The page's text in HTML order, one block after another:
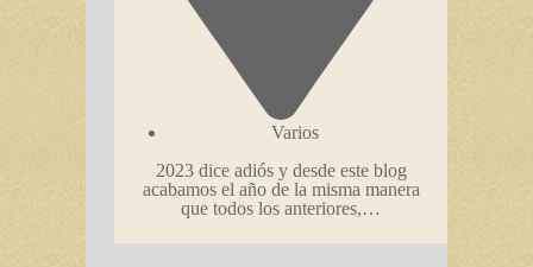
Varios
2023 dice adiós y desde este blog
acabamos el año de la misma manera
que todos los anteriores,…